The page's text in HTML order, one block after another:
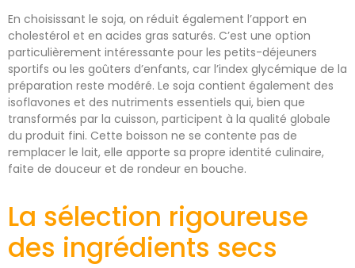
En choisissant le soja, on réduit également l’apport en
cholestérol et en acides gras saturés. C’est une option
particulièrement intéressante pour les petits-déjeuners
sportifs ou les goûters d’enfants, car l’index glycémique de la
préparation reste modéré. Le soja contient également des
isoflavones et des nutriments essentiels qui, bien que
transformés par la cuisson, participent à la qualité globale
du produit fini. Cette boisson ne se contente pas de
remplacer le lait, elle apporte sa propre identité culinaire,
faite de douceur et de rondeur en bouche.
La sélection rigoureuse
des ingrédients secs